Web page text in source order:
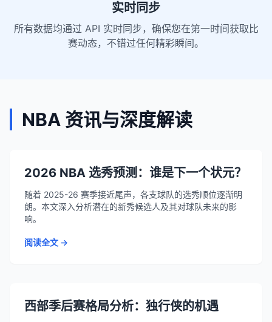
实时同步
所有数据均通过 API 实时同步，确保您在第一时间获取比
赛动态，不错过任何精彩瞬间。
NBA 资讯与深度解读
2026 NBA 选秀预测：谁是下一个状元？
随着 2025-26 赛季接近尾声，各支球队的选秀顺位逐渐明
朗。本文深入分析潜在的新秀候选人及其对球队未来的影
响。
阅读全文 →
西部季后赛格局分析：独行侠的机遇